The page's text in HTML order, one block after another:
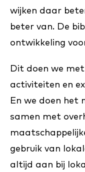
wijken daar
beter van. De
ontwikkeling
Dit doen we
activiteiten en
En we doen het
samen met
gebruik van
altijd aan bij